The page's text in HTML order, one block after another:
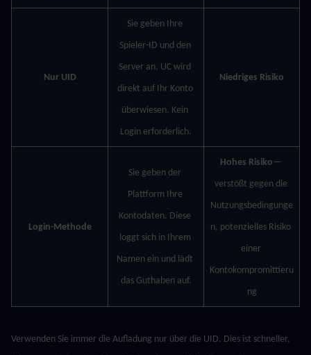
Nur UID
Sie geben Ihre
Spieler-ID und den
Server an. UC wird
direkt auf Ihr Konto
überwiesen. Kein
Login erforderlich.
Niedriges Risiko
Login-Methode
Sie geben der
Plattform Ihre
Kontodaten. Diese
loggt sich in Ihrem
Namen ein und lädt
das Guthaben auf.
Hohes Risiko—
verstößt gegen die
Nutzungsbedingunge
n, potenzielles Risiko
einer
Kontokompromittieru
ng
Verwenden Sie immer die Aufladung nur über die UID. Dies ist schneller,